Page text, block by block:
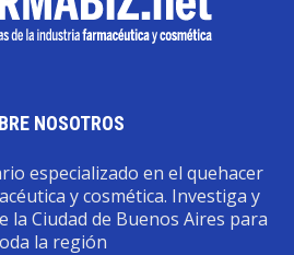
NOSOTROS
especializado en el quehacer
y cosmética. Investiga y
la Ciudad de Buenos Aires para
la región